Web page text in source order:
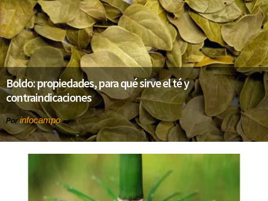
Boldo: propiedades, para qué sirve el té y
contraindicaciones
Porinfocampo